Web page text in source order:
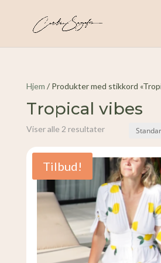
Hjem / Produkter med stikkord
Tropical vibes
Viser alle 2 resultater
Tilbud!